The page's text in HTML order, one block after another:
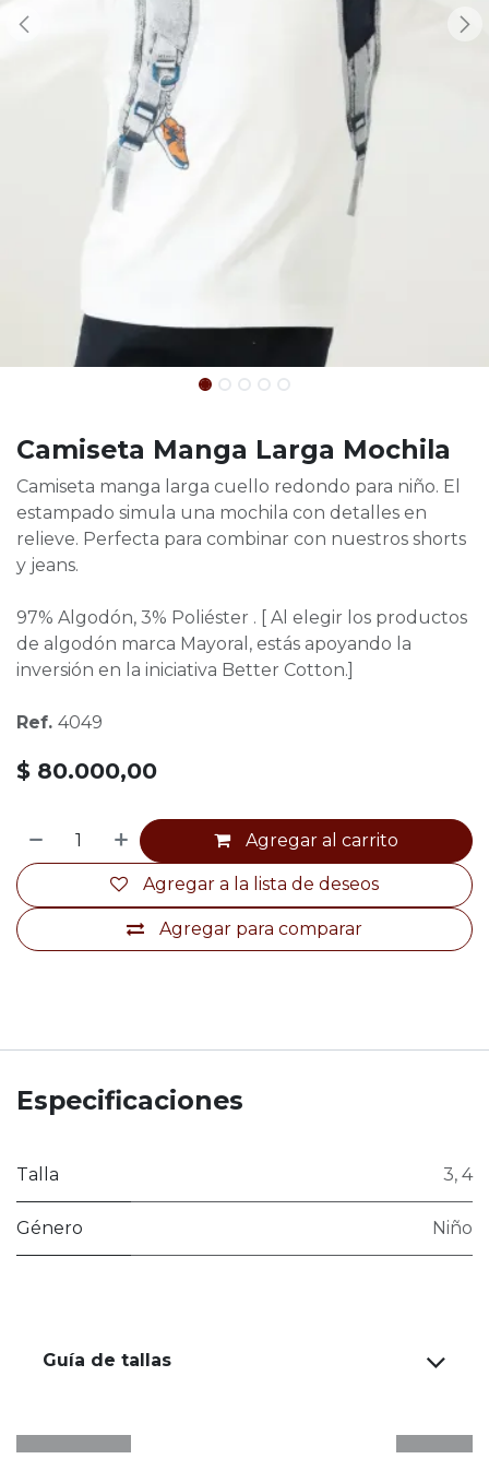
Camiseta Manga Larga Mochila
Camiseta manga larga cuello redondo para niño. El
estampado simula una mochila con detalles en
relieve. Perfecta para combinar con nuestros shorts
y jeans.
97% Algodón, 3% Poliéster . [ Al elegir los productos
de algodón marca Mayoral, estás apoyando la
inversión en la iniciativa Better Cotton.]
Ref. 4049
$ 80.000,00
Agregar al carrito
Agregar para comparar
Agregar a la lista de deseos
Especificaciones
Talla 3, 4
Género Niño
Guía de tallas